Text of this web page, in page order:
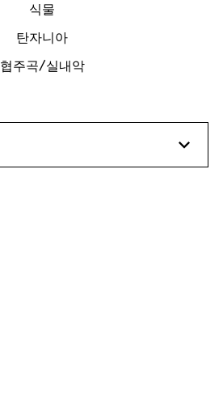
식물
탄자니아
협주곡/실내악